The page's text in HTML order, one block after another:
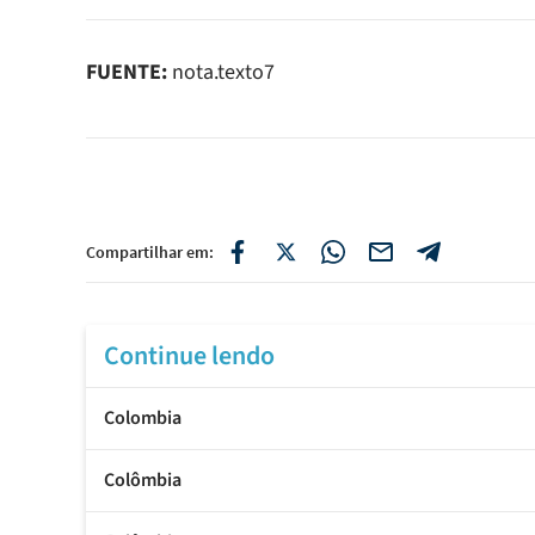
FUENTE: nota.texto7
Compartilhar em:
Continue lendo
Colombia
Colômbia